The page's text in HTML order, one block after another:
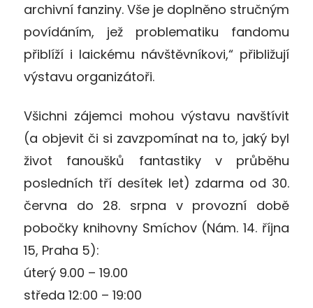
archivní fanziny. Vše je doplněno stručným
povídáním, jež problematiku fandomu
přiblíží i laickému návštěvníkovi,“ přibližují
výstavu organizátoři.
Všichni zájemci mohou výstavu navštívit
(a objevit či si zavzpomínat na to, jaký byl
život fanoušků fantastiky v průběhu
posledních tří desítek let) zdarma od 30.
června do 28. srpna v provozní době
pobočky knihovny Smíchov (Nám. 14. října
15, Praha 5):
úterý 9.00 – 19.00
středa 12:00 – 19:00